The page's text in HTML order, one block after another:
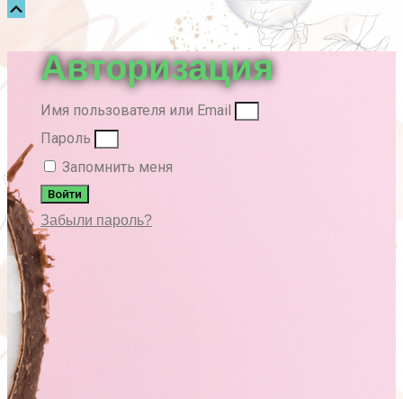
Авторизация
Имя пользователя или Email
Пароль
Запомнить меня
Войти
Забыли пароль?